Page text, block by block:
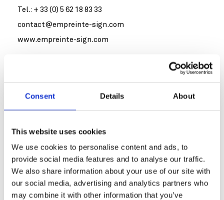
Consent Details About
This website uses cookies
We use cookies to personalise content and ads, to
provide social media features and to analyse our traffic.
We also share information about your use of our site with
our social media, advertising and analytics partners who
may combine it with other information that you’ve
Tel.: + 33 (0) 5 62 18 83 33
contact@empreinte-sign.com
www.empreinte-sign.com
75019 Paris
contact@empreinte-sign.com
www.empreinte-sign.com
Empreinte Sign Ltd - London
Becket House - 1 Lambeth Palace Road